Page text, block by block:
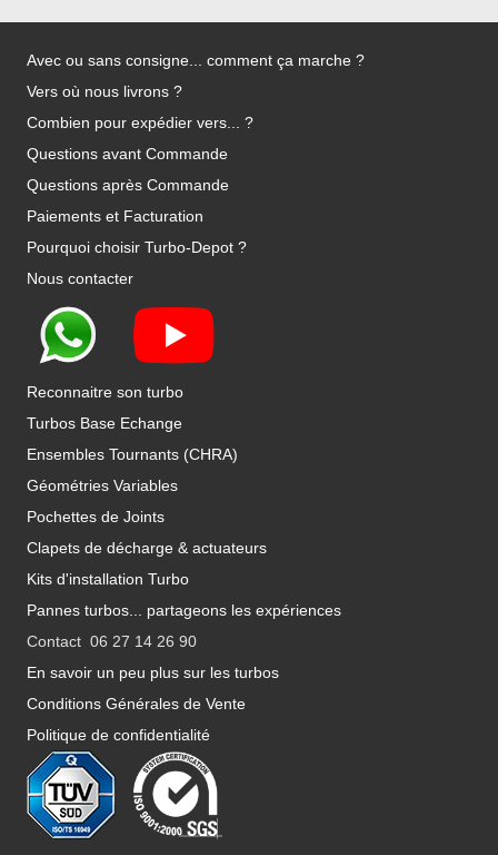
Avec ou sans consigne... comment ça marche ?
Vers où nous livrons ?
Combien pour expédier vers... ?
Questions avant Commande
Questions après Commande
Paiements et Facturation
Pourquoi choisir Turbo-Depot ?
Nous contacter
Reconnaitre son turbo
Turbos Base Echange
Ensembles Tournants (CHRA)
Géométries Variables
Pochettes de Joints
Clapets de décharge & actuateurs
Kits d'installation Turbo
Pannes turbos... partageons les expériences
Contact 06 27 14 26 90
En savoir un peu plus sur les turbos
Conditions Générales de Vente
Politique de confidentialité